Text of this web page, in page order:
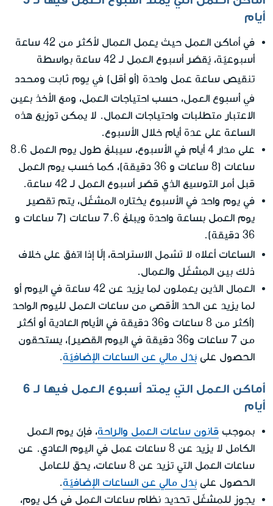
أيام
في أماكن العمل حيث يعمل العمال لأكثر من 42 ساعة
أسبوعيّة، يُقصّر أسبوع العمل لـ 42 ساعة بواسطة
تنقيص ساعة عمل واحدة (أو أقل) في يوم ثابت ومحدد
في أسبوع العمل ، حسب احتياجات العمل، ومع الأخذ بعين
الاعتبار متطلبات واحتياجات العمال. لا يمكن توزيع هذه
الساعة على عدة أيام خلال الأسبوع.
على مدار 4 أيام في الأسبوع، سيبلغ طول يوم العمل 8.6
ساعات (8 ساعات و 36 دقيقة)، كما حُسب يوم العمل
قبل أمر التوسيع الذي قصّر أسبوع العمل لـ 42 ساعة.
في يوم واحد في الأسبوع يختاره المشغّل، يتم تقصير
يوم العمل بساعة واحدة ويبلغ 7.6 ساعات (7 ساعات و
36 دقيقة).
الساعات أعلاه لا تشمل الاستراحة، إلّا إذا اتفق على خلاف
ذلك بين المشغّل والعمال.
العمال الذين يعملون لما يزيد عن 42 ساعة في اليوم أو
لما يزيد عن الحد الأقصى من ساعات العمل لليوم الواحد
(أكثر من 8 ساعات و36 دقيقة في الأيام العادية أو أكثر
من 7 ساعات و36 دقيقة في اليوم القصير)، يستحقون
الحصول على بَدَل مالي عن الساعات الإضافيّة.
أماكن العمل التي يمتد أسبوع العمل فيها لـ 6
أيام
بموجب قانون ساعات العمل والراحة، فإنّ يوم العمل
الكامل لا يزيد عن 8 ساعات عمل في اليوم العادي. عن
ساعات العمل التي تزيد عن 8 ساعات، يحق للعامل
الحصول على بَدَل مالي عن الساعات الإضافيّة.
يجوز للمشغّل تحديد نظام ساعات العمل في كل يوم،